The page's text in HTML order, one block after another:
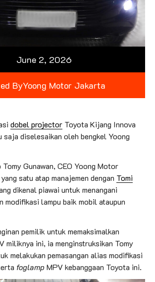
June 2, 2026
ByYoong Motor Jakarta
dobel projector Toyota Kijang Innova
saja diselesaikan oleh bengkel Yoong
Tomy Gunawan, CEO Yoong Motor
satu atap manajemen dengan Tomi
dikenal piawai untuk menangani
modifikasi lampu baik mobil ataupun
pemilik untuk memaksimalkan
miliknya ini, ia menginstruksikan Tomy
melakukan pemasangan alias modifikasi
foglampMPV kebanggaan Toyota ini.